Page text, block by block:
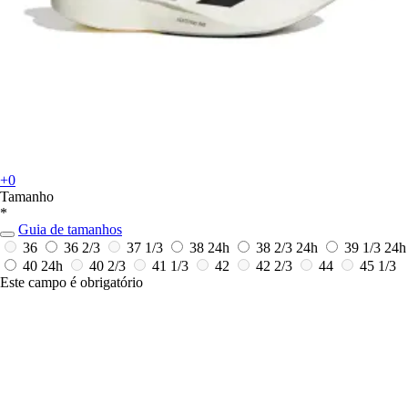
+0
Tamanho
*
Guia de tamanhos
36
36 2/3 37 1/3 38 24h 38 2/3 24h 39 1/3 24h
40 24h 40 2/3 41 1/3 42 42 2/3 44
45 1/3
Este campo é obrigatório